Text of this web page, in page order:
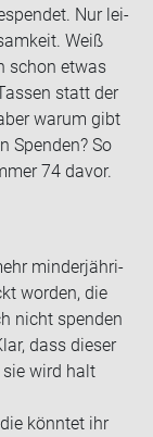
Nur lei­
Weiß
schon etwas
statt der
warum gibt
Spen­den? So
74 davor.
min­der­jäh­ri­
wor­den, die
nicht spen­den
dass die­ser
sie wird halt
könn­tet ihr